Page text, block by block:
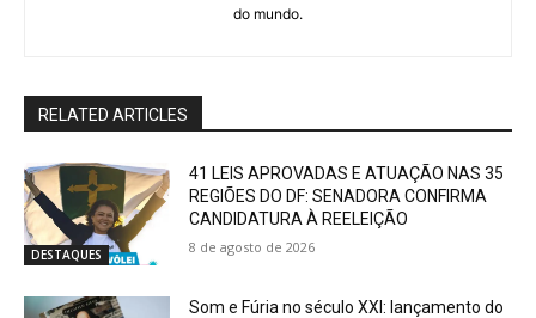
do mundo.
RELATED ARTICLES
DESTAQUES
41 LEIS APROVADAS E ATUAÇÃO NAS 35
REGIÕES DO DF: SENADORA CONFIRMA
CANDIDATURA À REELEIÇÃO
8 de agosto de 2026
Som e Fúria no século XXI: lançamento do